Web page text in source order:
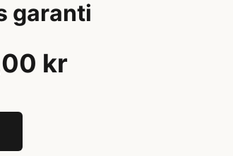
garanti
kr